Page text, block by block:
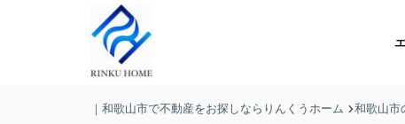
｜和歌山市で不動産をお探しならりんくうホーム 和歌山市